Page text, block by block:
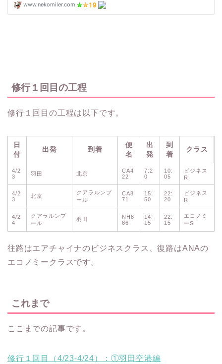
修行１回目の工程
修行１回目の工程は以下です。
日
付
出発 到着
便
名
出
発
到
着
クラス
4/2
3
羽田 北京
CA4
22
7:2
0
10:
05
ビジネス
R
4/2
3
北京
クアラルンプ
ール
CA8
71
15:
50
22:
20
ビジネス
R
4/2
4
クアラルンプ
ール
羽田
NH8
86
14:
15
22:
15
エコノミ
ーS
往路はエアチャイナのビジネスクラス、復路はANAの
エコノミークラスです。
これまで
ここまでの記事です。
修行１回目（4/23-4/24）：①羽田空港編